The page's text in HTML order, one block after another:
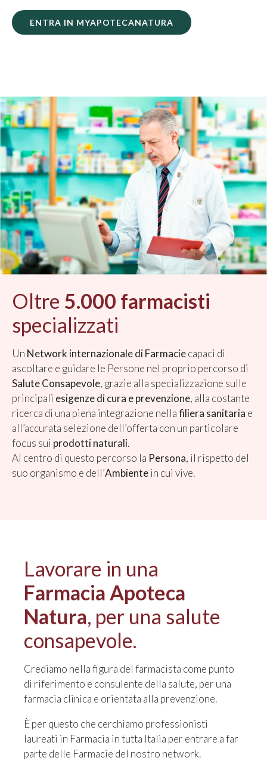
ENTRA IN MYAPOTECANATURA
Oltre 5.000 farmacisti
specializzati
Un Network internazionale di Farmaciecapaci di
ascoltare e guidare le Persone nel proprio percorso di
Salute Consapevole, grazie alla specializzazione sulle
principali esigenze di cura e prevenzione, alla costante
ricerca di una piena integrazione nellafiliera sanitaria e
all’accurata selezione dell’offerta con un particolare
focus sui prodotti naturali.
Al centro di questo percorso la Persona, il rispetto del
suo organismo e dell’Ambientein cui vive.
Lavorare in una
Farmacia Apoteca
Natura, per una salute
consapevole.
Crediamo nella figura del farmacista come punto
di riferimento e consulente della salute, per una
farmacia clinica e orientata alla prevenzione.
È per questo che cerchiamo professionisti
laureati in Farmacia in tutta Italia per entrare a far
parte delle Farmacie del nostro network.